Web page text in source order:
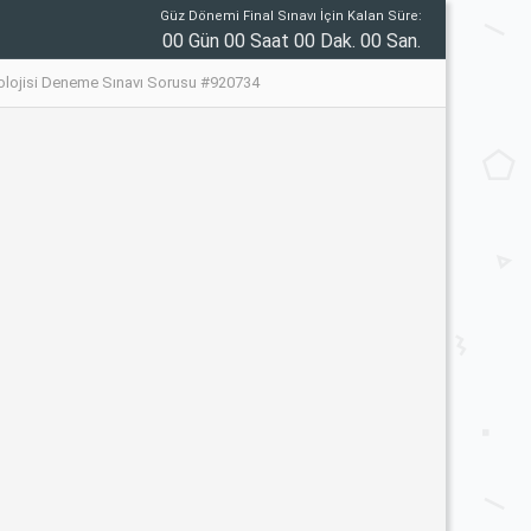
Güz Dönemi Final Sınavı İçin Kalan Süre:
00 Gün 00 Saat 00 Dak. 00 San.
Deneme Sınavı Sorusu #920734